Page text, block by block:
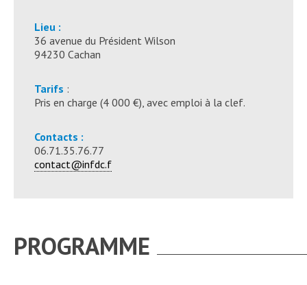
Lieu :
36 avenue du Président Wilson
94230 Cachan
Tarifs :
Pris en charge (4 000 €), avec emploi à la clef.
Contacts :
06.71.35.76.77
contact@infdc.f
PROGRAMME